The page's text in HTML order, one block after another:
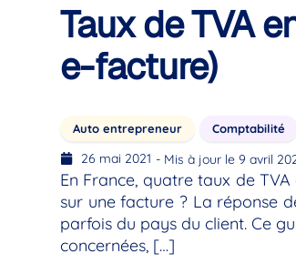
Taux de TVA
e-facture)
Auto entrepreneur Comptabilité
26 mai 2021 - Mis à jour le 9 avril
En France, quatre taux de TVA
sur une facture ? La réponse
parfois du pays du client. Ce
concernées, […]